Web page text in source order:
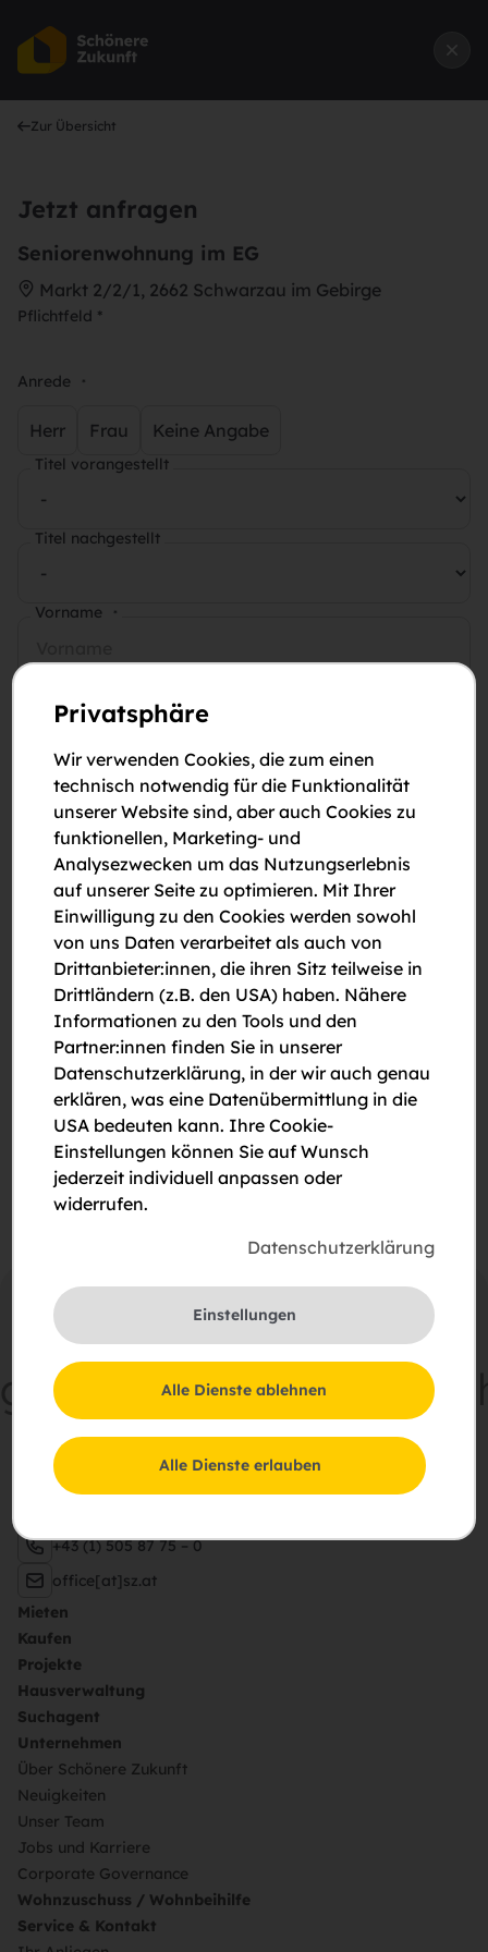
Zur Übersicht
Jetzt anfragen
Seniorenwohnung im EG
Markt 2/2/1, 2662 Schwarzau im Gebirge
Pflichtfeld *
Anrede *
Herr Frau Keine Angabe
Titel vorangestellt
Titel nachgestellt
Vorname *
E-Mail-Adresse *
Telefonnummer *
Anmerkungen
Bitte um eine Besichtigung
Ich stimme der Erklärung zum Datenschutz zu.
gemeinsamZukunft
Schießstattring 37a, 3100 St. Pölten
+43 (1) 505 87 75 – 0
office[at]sz.at
Mieten
Kaufen
Projekte
Hausverwaltung
Suchagent
Unternehmen
Über Schönere Zukunft
Neuigkeiten
Unser Team
Jobs und Karriere
Corporate Governance
Wohnzuschuss / Wohnbeihilfe
Service & Kontakt
Privatsphäre
Wir verwenden Cookies, die zum einen
technisch notwendig für die Funktionalität
unserer Website sind, aber auch Cookies zu
funktionellen, Marketing- und
Analysezwecken um das Nutzungserlebnis
auf unserer Seite zu optimieren. Mit Ihrer
Einwilligung zu den Cookies werden sowohl
von uns Daten verarbeitet als auch von
Drittanbieter:innen, die ihren Sitz teilweise in
Drittländern (z.B. den USA) haben. Nähere
Informationen zu den Tools und den
Partner:innen finden Sie in unserer
Datenschutzerklärung, in der wir auch genau
erklären, was eine Datenübermittlung in die
USA bedeuten kann. Ihre Cookie-
Einstellungen können Sie auf Wunsch
jederzeit individuell anpassen oder
widerrufen.
Datenschutzerklärung
Einstellungen
Alle Dienste ablehnen
Alle Dienste erlauben